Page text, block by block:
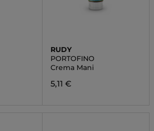
RUDY
PORTOFINO
Crema Mani
5,11 €